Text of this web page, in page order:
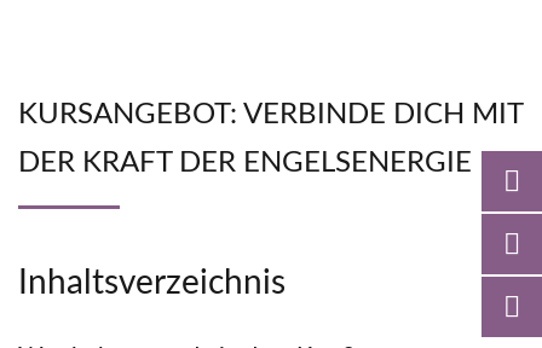
KURSANGEBOT: VERBINDE DICH MIT
DER KRAFT DER ENGELSENERGIE
Inhaltsverzeichnis